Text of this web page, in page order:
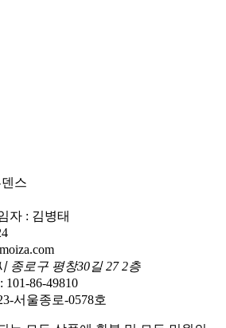
스
자 : 김병태
종로구 평창30길 27 2층
86-49810
서울종로-0578호